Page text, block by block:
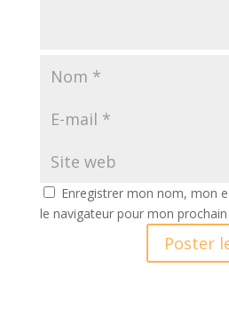
Enregistrer mon nom, mon
le navigateur pour mon